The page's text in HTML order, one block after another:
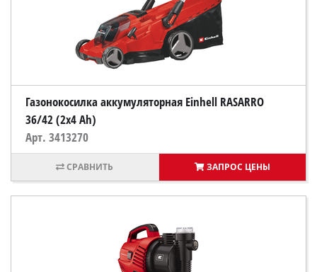
Газонокосилка аккумуляторная Einhell RASARRO
36/42 (2x4 Ah)
Арт. 3413270
ЗАПРОС ЦЕНЫ